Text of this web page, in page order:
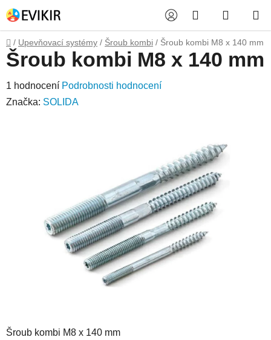
na
obsah
Hledat
KOŠÍK
Domů
/ Upevňovací systémy / Šroub kombi / Šroub kombi M8 x 140 mm
Šroub kombi M8 x 140 mm
Šroub kombi M8 x 140 mm
Průměrné
hodnocení
1 hodnocení Podrobnosti hodnocení
Značka: SOLIDA